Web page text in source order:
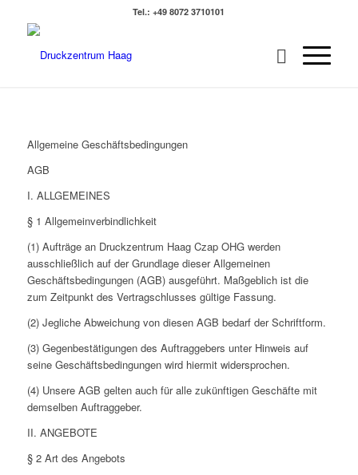
Tel.: +49 8072 3710101
Allgemeine Geschäftsbedingungen
AGB
I. ALLGEMEINES
§ 1 Allgemeinverbindlichkeit
(1) Aufträge an Druckzentrum Haag Czap OHG werden
ausschließlich auf der Grundlage dieser Allgemeinen
Geschäftsbedingungen (AGB) ausgeführt. Maßgeblich ist die
zum Zeitpunkt des Vertragschlusses gültige Fassung.
(2) Jegliche Abweichung von diesen AGB bedarf der Schriftform.
(3) Gegenbestätigungen des Auftraggebers unter Hinweis auf
seine Geschäftsbedingungen wird hiermit widersprochen.
(4) Unsere AGB gelten auch für alle zukünftigen Geschäfte mit
demselben Auftraggeber.
II. ANGEBOTE
§ 2 Art des Angebots